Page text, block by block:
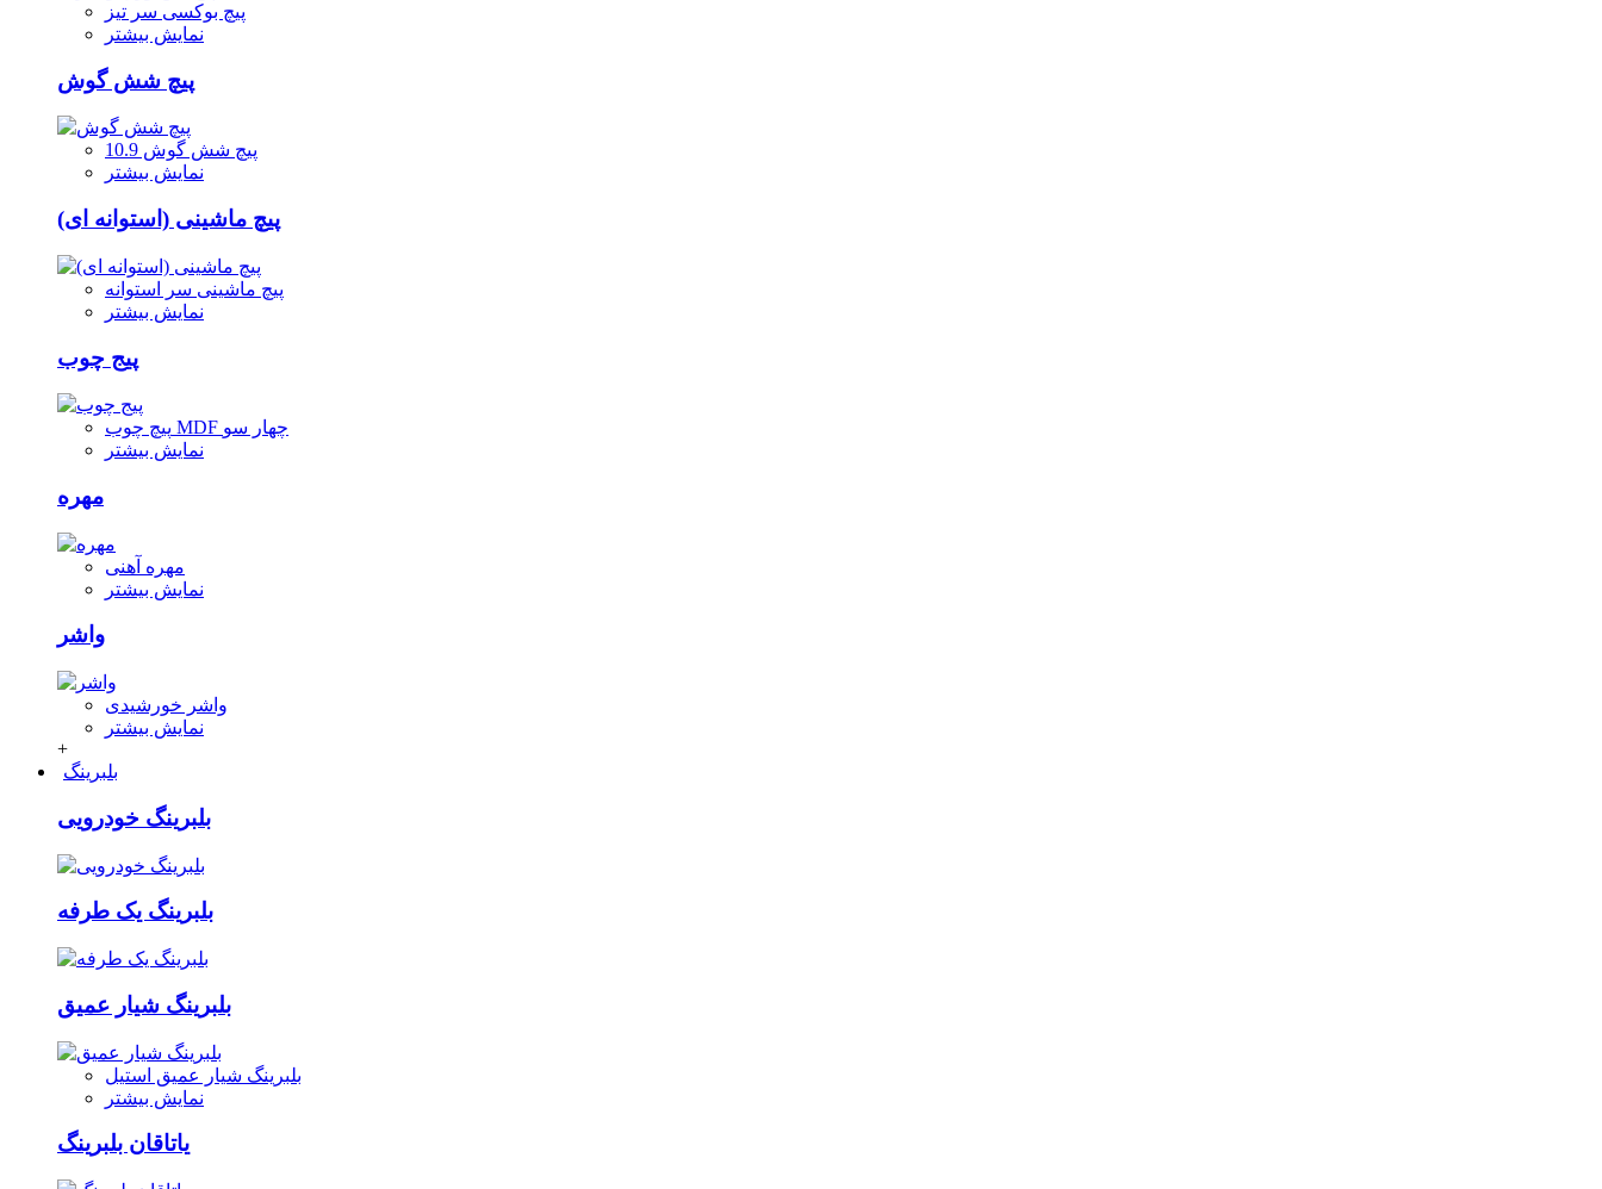
پیچ بوکسی سر تیز
نمایش بیشتر
پیچ شش گوش
پیچ شش گوش 10.9
نمایش بیشتر
پیچ ماشینی (استوانه ای)
پیچ ماشینی سر استوانه
نمایش بیشتر
پیج چوب
پیچ چوب MDF چهار سو
نمایش بیشتر
مهره
مهره آهنی
نمایش بیشتر
واشر
واشر خورشیدی
نمایش بیشتر
+
بلبرینگ
بلبرینگ خودرویی
بلبرینگ یک طرفه
بلبرینگ شیار عمیق
بلبرینگ شیار عمیق استیل
نمایش بیشتر
یاتاقان بلبرینگ